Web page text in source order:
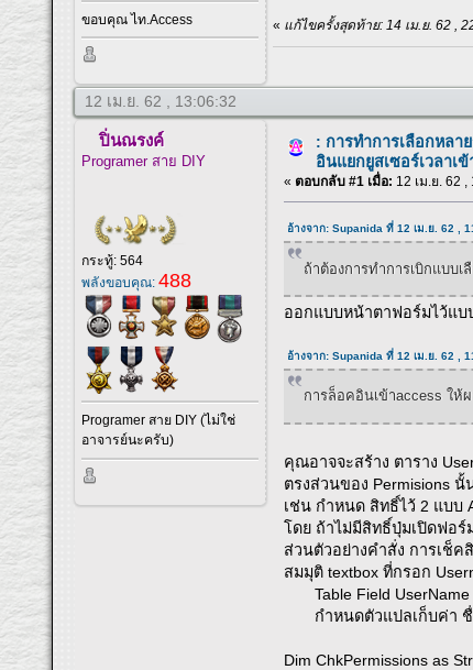
ขอบคุณ ไท.Access « แก้ไขครั้งสุดท้าย: 14 เม.ย. 62 ,
12 เม.ย. 62 , 13:06:32
ปิ่นณรงค์
Programer สาย DIY
กระทู้: 564
พลังขอบคุณ:488
Programer สาย DIY (ไม่ใช่
อาจารย์นะครับ)
: การทำการเลือกหลา
อินแยกยูสเซอร์เวลาเ
« ตอบกลับ #1 เมื่อ: 12 เม.ย. 62
อ้างจาก: Supanida ที่ 12 เม.ย. 62 ,
ถ้าต้องการทำการเบิกแบบ
ออกแบบหน้าตาฟอร์มไว้แบ
อ้างจาก: Supanida ที่ 12 เม.ย. 62 ,
การล็อคอินเข้าaccess ให้
คุณอาจจะสร้าง ตาราง
ตรงส่วนของ Permisions
เช่น กำหนด สิทธิ์ไว้ 2 แบบ
โดย ถ้าไม่มีสิทธิ์ปุ่มเปิดฟอร์
ส่วนตัวอย่างคำสั่ง การเช็ค
สมมุติ textbox ที่กรอก
Table Field UserName
กำหนดตัวแปลเก็บค่า ชื่อ
Dim ChkPermissions as